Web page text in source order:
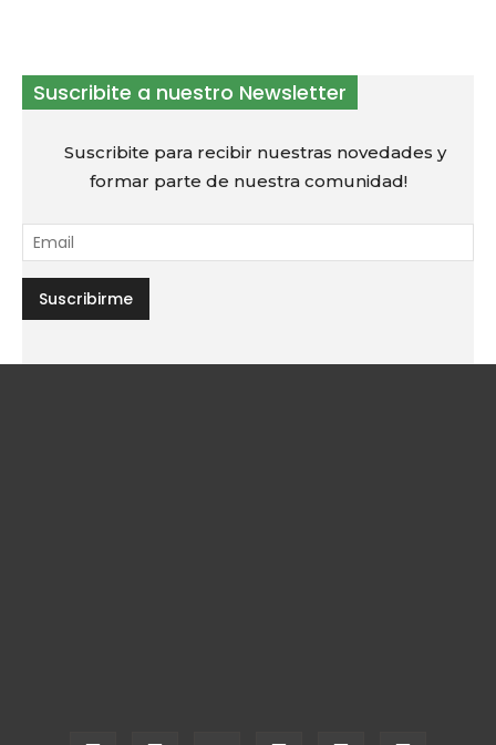
Suscribite a nuestro Newsletter
Suscribite para recibir nuestras novedades y
formar parte de nuestra comunidad!